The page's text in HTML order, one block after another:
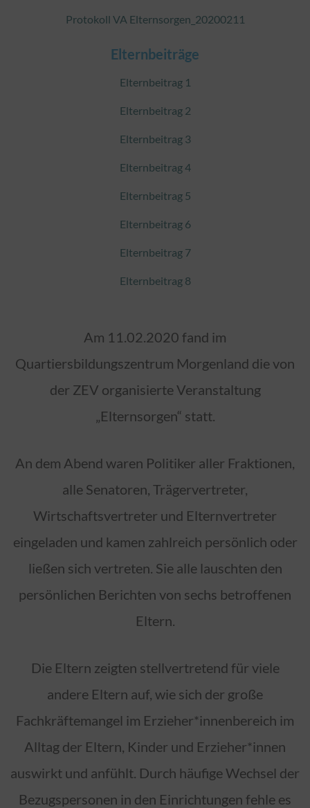
Protokoll VA Elternsorgen_20200211
Elternbeiträge
Elternbeitrag 1
Elternbeitrag 2
Elternbeitrag 3
Elternbeitrag 4
Elternbeitrag 5
Elternbeitrag 6
Elternbeitrag 7
Elternbeitrag 8
Am 11.02.2020 fand im
Quartiersbildungszentrum Morgenland die von
der ZEV organisierte Veranstaltung
„Elternsorgen“ statt.
An dem Abend waren Politiker aller Fraktionen,
alle Senatoren, Trägervertreter,
Wirtschaftsvertreter und Elternvertreter
eingeladen und kamen zahlreich persönlich oder
ließen sich vertreten. Sie alle lauschten den
persönlichen Berichten von sechs betroffenen
Eltern.
Die Eltern zeigten stellvertretend für viele
andere Eltern auf, wie sich der große
Fachkräftemangel im Erzieher*innenbereich im
Alltag der Eltern, Kinder und Erzieher*innen
auswirkt und anfühlt. Durch häufige Wechsel der
Bezugspersonen in den Einrichtungen fehle es